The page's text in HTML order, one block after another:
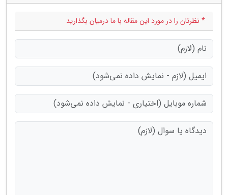
* نظرتان را در مورد این مقاله با ما درمیان بگذارید